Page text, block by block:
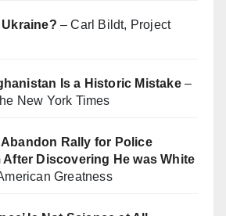
– Carl Bildt, Project
Is a Historic Mistake–
New York Times
Rally for Police
Discovering He was White
Greatness